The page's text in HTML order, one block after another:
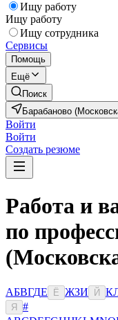
Ищу работу
Ищу работу
Ищу сотрудника
Сервисы
Помощь
Ещё
Поиск
Барабаново
Войти
Войти
Создать резюме
Работа и
по
АБВГДЕ Ё ЖЗИ Й К
Я
#